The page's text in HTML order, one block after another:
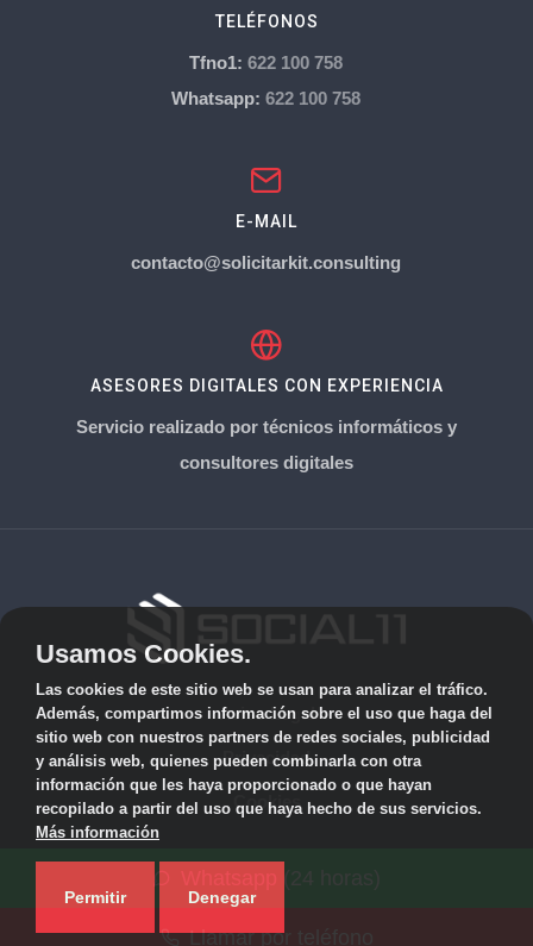
Llamar por teléfono
TELÉFONOS
Tfno1:622 100 758
Whatsapp:622 100 758
E-MAIL
contacto@solicitarkit.consulting
ASESORES DIGITALES CON EXPERIENCIA
Servicio realizado por técnicos informáticos y
consultores digitales
Aviso Legal
Privacidad
Cookies
Consulting en su provincia ·
Usamos Cookies.
Las cookies de este sitio web se usan para analizar el tráfico.
Además, compartimos información sobre el uso que haga del
sitio web con nuestros partners de redes sociales, publicidad
y análisis web, quienes pueden combinarla con otra
información que les haya proporcionado o que hayan
recopilado a partir del uso que haya hecho de sus servicios.
Más información
Permitir Denegar